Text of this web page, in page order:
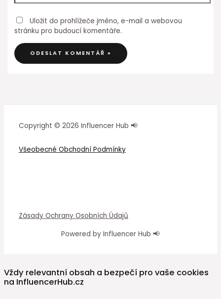
Uložit do prohlížeče jméno, e-mail a webovou
stránku pro budoucí komentáře.
Copyright © 2026 Influencer Hub 📢
Všeobecné Obchodní Podmínky
Zásady Ochrany Osobních Údajů
Powered by Influencer Hub 📢
Vždy relevantní obsah a bezpečí pro vaše cookies
na InfluencerHub.cz